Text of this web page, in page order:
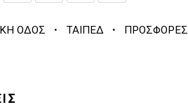
ΟΔΟΣ · ΤΑΙΠΕΔ · ΠΡΟΣΦΟΡΕΣ